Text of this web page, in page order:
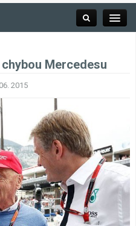
Závodní série
Kalendář F1
Výsledky F1
Týmy a jezdci F1
Mercedesu
2015